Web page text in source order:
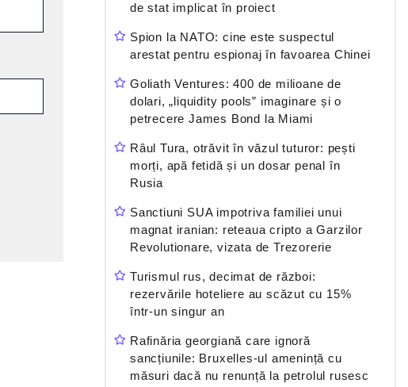
de stat implicat în proiect
Spion la NATO: cine este suspectul
arestat pentru espionaj în favoarea Chinei
Goliath Ventures: 400 de milioane de
dolari, „liquidity pools” imaginare și o
petrecere James Bond la Miami
Râul Tura, otrăvit în văzul tuturor: pești
morți, apă fetidă și un dosar penal în
Rusia
Sanctiuni SUA impotriva familiei unui
magnat iranian: reteaua cripto a Garzilor
Revolutionare, vizata de Trezorerie
Turismul rus, decimat de război:
rezervările hoteliere au scăzut cu 15%
într-un singur an
Rafinăria georgiană care ignoră
sancțiunile: Bruxelles-ul amenință cu
măsuri dacă nu renunță la petrolul rusesc